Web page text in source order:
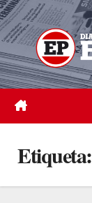
Skip
to
content
Etiqueta: